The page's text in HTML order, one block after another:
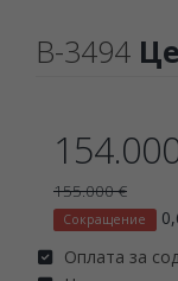
B-3494
155.000 €
Сокращение
Оплата за